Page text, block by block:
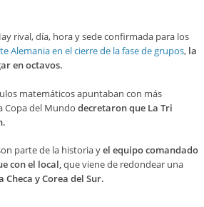
rival, día, hora y sede confirmada para los
Alemania en el cierre de la fase de grupos, la
en octavos.
matemáticos apuntaban con más
Copa del Mundo decretaron que La Tri
parte de la historia yel equipo comandado
con el local,que viene de redondear una
Checa y Corea del Sur.